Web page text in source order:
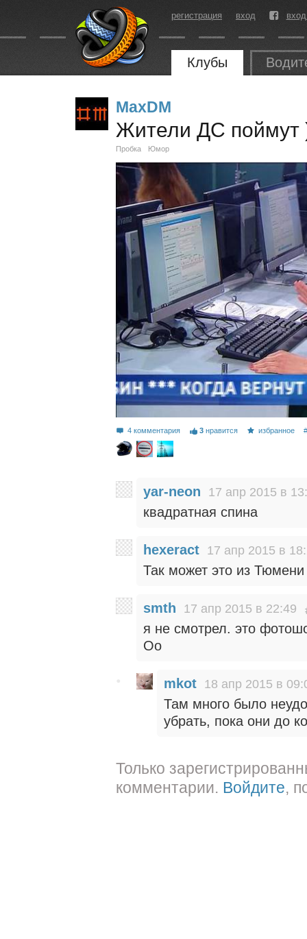
регистрация вход
Клубы
MaxDM
Жители ДС поймут
Пробка Юмор
4 комментария 3 нравится избранное
yar-neon 17 апр 2015 в
квадратная спина
hexeract 17 апр 2015 в
Так может это из
smth 17 апр 2015 в 22:49
я не смотрел. это
Оо
mkot 18 апр 2015 в
Там много было
убрать, пока они до
Только
комментарии. Войдите,